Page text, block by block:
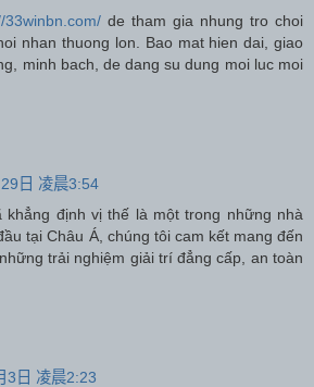
33winbn.com/ de tham gia nhung tro choi
nhan thuong lon. Bao mat hien dai, giao
minh bach, de dang su dung moi luc moi
日 凌晨3:54
khẳng định vị thế là một trong những nhà
tại Châu Á, chúng tôi cam kết mang đến
trải nghiệm giải trí đẳng cấp, an toàn
3日 凌晨2:23